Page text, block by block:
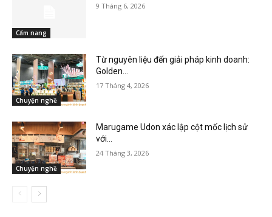
Cẩm nang
9 Tháng 6, 2026
Chuyện nghề
Từ nguyên liệu đến giải pháp kinh doanh:
Golden...
17 Tháng 4, 2026
Chuyện nghề
Marugame Udon xác lập cột mốc lịch sử
với...
24 Tháng 3, 2026